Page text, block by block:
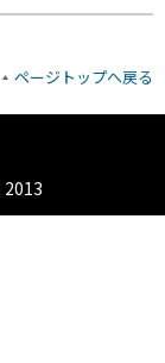
ページトップへ戻る